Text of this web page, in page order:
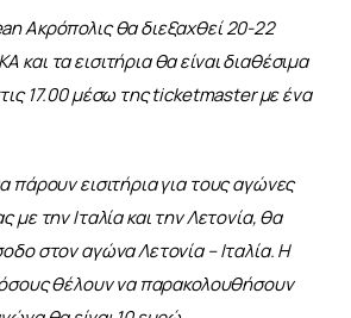
Ακρόπολις θα διεξαχθεί 20-22
τα εισιτήρια θα είναι διαθέσιμα
17.00 μέσω της ticketmaster με ένα
πάρουν εισιτήρια για τους αγώνες
με την Ιταλία και την Λετονία, θα
στον αγώνα Λετονία – Ιταλία. Η
όσους θέλουν να παρακολουθήσουν